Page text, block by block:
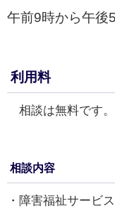
午前9時から午後
利用料
相談は無料です。
相談内容
・障害福祉サービ